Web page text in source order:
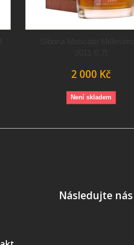
2 000 Kč
Není skladem
Následujte nás